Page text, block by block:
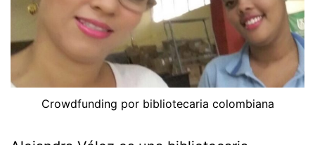
Crowdfunding por bibliotecaria colombiana